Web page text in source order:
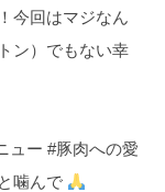
今回はマジなん
ン）でもない幸
ー #豚肉への愛
噛んで